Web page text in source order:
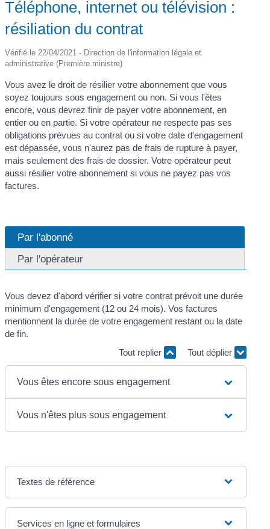
Téléphone, internet ou télévision :
résiliation du contrat
Vérifié le 22/04/2021 - Direction de l'information légale et
administrative (Première ministre)
Vous avez le droit de résilier votre abonnement que vous
soyez toujours sous engagement ou non. Si vous l'êtes
encore, vous devrez finir de payer votre abonnement, en
entier ou en partie. Si votre opérateur ne respecte pas ses
obligations prévues au contrat ou si votre date d'engagement
est dépassée, vous n'aurez pas de frais de rupture à payer,
mais seulement des frais de dossier. Votre opérateur peut
aussi résilier votre abonnement si vous ne payez pas vos
factures.
Par l'abonné
Par l'opérateur
Vous devez d'abord vérifier si votre contrat prévoit une durée
minimum d'engagement (12 ou 24 mois). Vos factures
mentionnent la durée de votre engagement restant ou la date
de fin.
Tout replier
Tout déplier
Vous êtes encore sous engagement
Vous n'êtes plus sous engagement
Textes de référence
Services en ligne et formulaires